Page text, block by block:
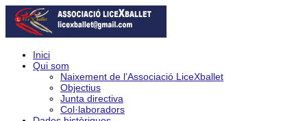
Inici
Qui som
Naixement de l’Associació LiceXballet
Objectius
Junta directiva
Col·laboradors